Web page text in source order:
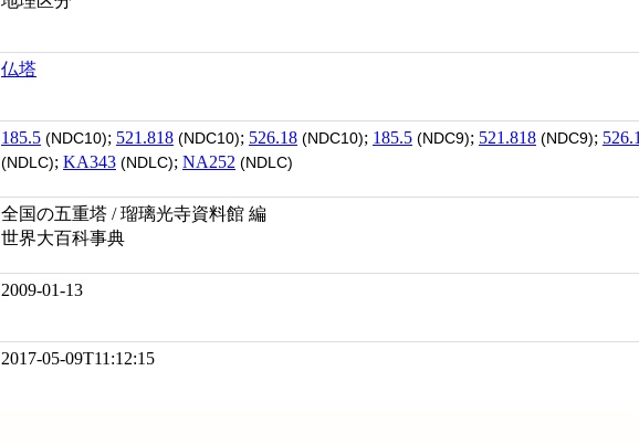
仏塔
185.5 (NDC10); 521.818 (NDC10); 526.18 (NDC10); 185.5 (NDC9); 521.818 (NDC9);
(NDLC); KA343 (NDLC); NA252 (NDLC)
全国の五重塔 / 瑠璃光寺資料館 編
世界大百科事典
2009-01-13
2017-05-09T11:12:15